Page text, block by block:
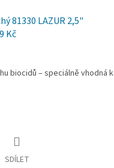
81330 LAZUR 2,5"
Kč
biocidů – speciálně vhodná k
SDÍLET